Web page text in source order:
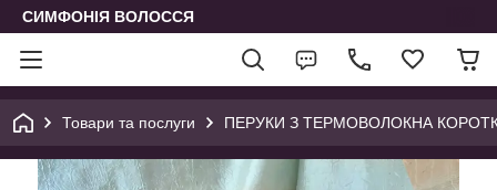
СИМФОНІЯ ВОЛОССЯ
Товари та послуги ПЕРУКИ З ТЕРМОВОЛОКНА